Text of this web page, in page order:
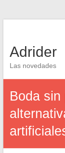
Adrider
Las novedades
Boda